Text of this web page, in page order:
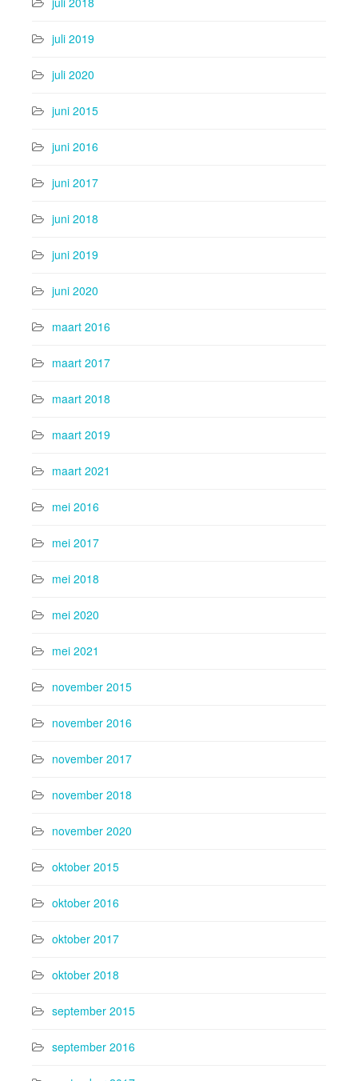
juli 2019
juli 2020
juni 2015
juni 2016
juni 2017
juni 2018
juni 2019
juni 2020
maart 2016
maart 2017
maart 2018
maart 2019
maart 2021
mei 2016
mei 2017
mei 2018
mei 2020
mei 2021
november 2015
november 2016
november 2017
november 2018
november 2020
oktober 2015
oktober 2016
oktober 2017
oktober 2018
september 2015
september 2016